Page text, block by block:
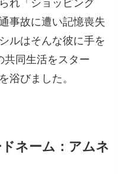
事故に遭い記憶喪失
ルはそんな彼に手を
共同生活をスター
浴びました。
ネーム：アムネ